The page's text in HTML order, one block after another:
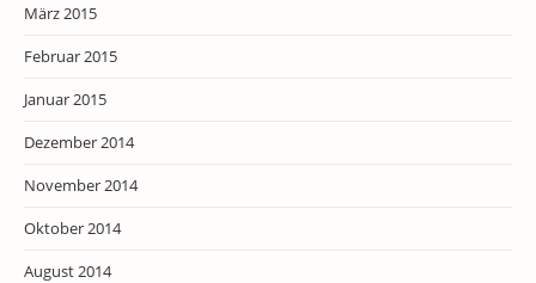
März 2015
Februar 2015
Januar 2015
Dezember 2014
November 2014
Oktober 2014
August 2014